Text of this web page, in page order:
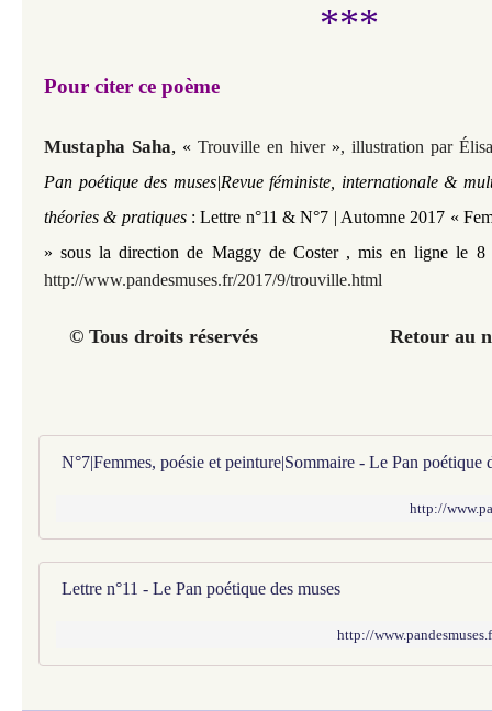
***
Pour citer ce poème
Mustapha Saha, « Trouville en hiver », illustration par
Pan poétique des muses|Revue féministe, internationale &
théories & pratiques: Lettre n°11 & N°7 | Automne 2017 «
» sous la direction de Maggy de Coster , mis en ligne le 8
http://www.pandesmuses.fr/2017/9/trouville.html
© Tous droits réservés Retour au
N°7|Femmes, poésie et peinture|Sommaire - Le Pan poétique
http://
Lettre n°11 - Le Pan poétique des muses
http://